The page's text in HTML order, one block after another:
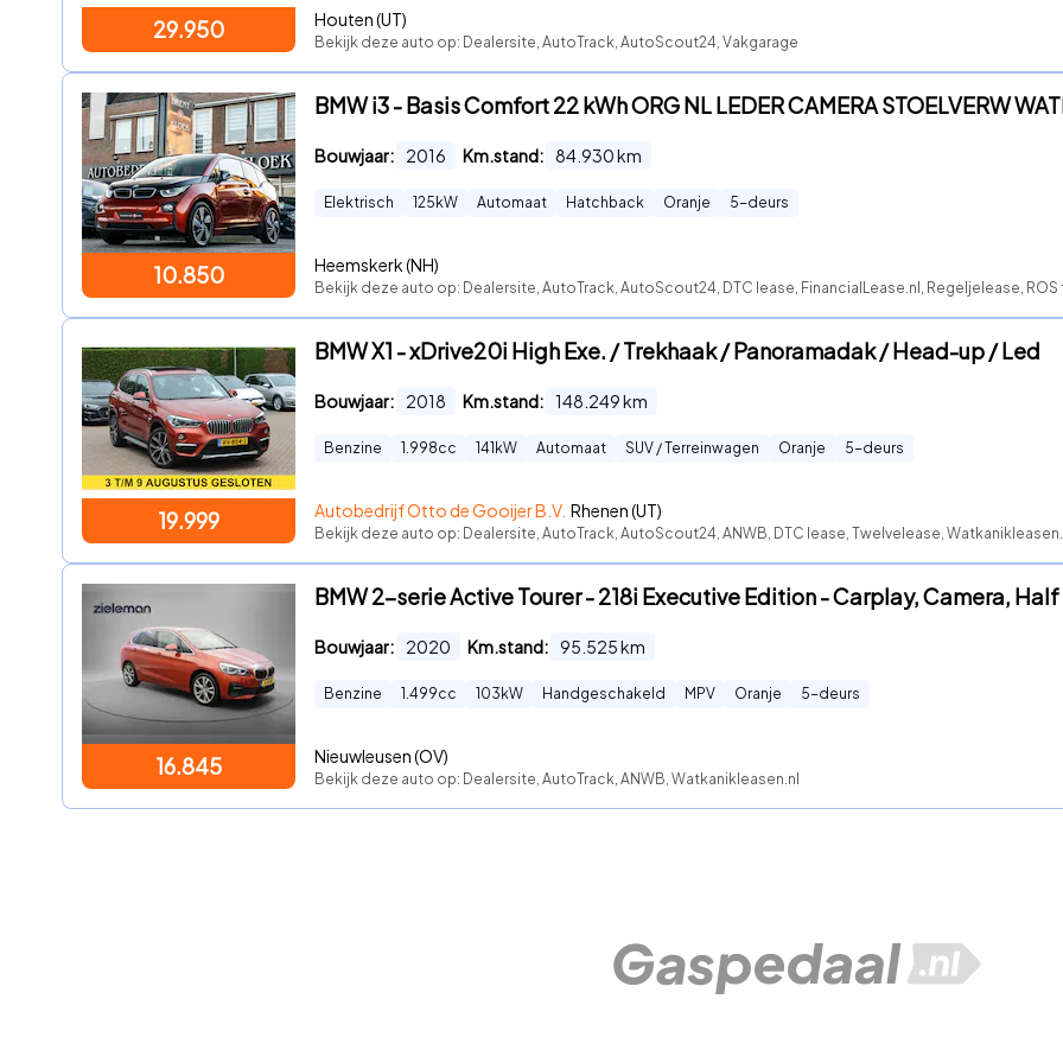
29.950 Houten (UT)
Bekijk deze auto op: Dealersite, AutoTrack, AutoScout24, Vakgarage
10.850
BMW i3 - Basis Comfort 22 kWh ORG NL LEDER CAMERA STOELVERW
Bouwjaar: 2016 Km.stand: 84.930km
Elektrisch 125 kW Automaat Hatchback Oranje 5-deurs
Heemskerk (NH)
Bekijk deze auto op: Dealersite, AutoTrack, AutoScout24, DTC lease, FinancialLease.nl, Regeljelease, ROS
19.999
BMW X1 - xDrive20i High Exe. / Trekhaak / Panoramadak / Head-up / Led
Bouwjaar: 2018 Km.stand: 148.249km
Benzine 1.998cc 141 kW Automaat SUV / Terreinwagen Oranje 5-deurs
Autobedrijf Otto de Gooijer B.V. Rhenen (UT)
Bekijk deze auto op: Dealersite, AutoTrack, AutoScout24, ANWB, DTC lease, Twelvelease,
16.845
BMW 2-serie Active Tourer - 218i Executive Edition - Carplay, Camera,
Bouwjaar: 2020 Km.stand: 95.525km
Benzine 1.499cc 103 kW Handgeschakeld MPV Oranje 5-deurs
Nieuwleusen (OV)
Bekijk deze auto op: Dealersite, AutoTrack, ANWB, Watkanikleasen.nl